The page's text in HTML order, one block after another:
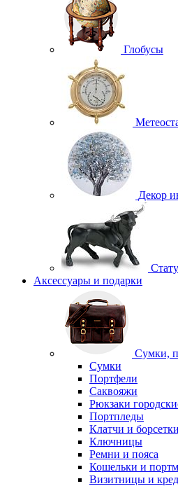
Глобусы
Декор
Аксессуары и подарки
Сумки,
Сумки
Портфели
Саквояжи
Рюкзаки
Портпледы
Клатчи и борсетки
Ключницы
Ремни и пояса
Кошельки и
Визитницы и